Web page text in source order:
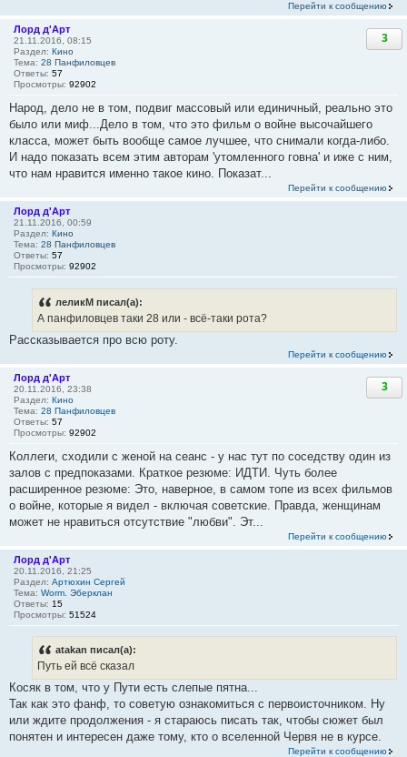
Перейти к сообщению
Лорд д'Арт
21.11.2016, 08:15
Раздел: Кино
Тема: 28 Панфиловцев
Ответы: 57
Просмотры: 92902
3
Народ, дело не в том, подвиг массовый или единичный, реально это
было или миф...Дело в том, что это фильм о войне высочайшего
класса, может быть вообще самое лучшее, что снимали когда-либо.
И надо показать всем этим авторам 'утомленного говна' и иже с ним,
что нам нравится именно такое кино. Показат...
Перейти к сообщению
Лорд д'Арт
21.11.2016, 00:59
Раздел: Кино
Тема: 28 Панфиловцев
Ответы: 57
Просмотры: 92902
леликМ писал(а):
А панфиловцев таки 28 или - всё-таки рота?
Рассказывается про всю роту.
Перейти к сообщению
Лорд д'Арт
20.11.2016, 23:38
Раздел: Кино
Тема: 28 Панфиловцев
Ответы: 57
Просмотры: 92902
3
Коллеги, сходили с женой на сеанс - у нас тут по соседству один из
залов с предпоказами. Краткое резюме: ИДТИ. Чуть более
расширенное резюме: Это, наверное, в самом топе из всех фильмов
о войне, которые я видел - включая советские. Правда, женщинам
может не нравиться отсутствие "любви". Эт...
Перейти к сообщению
Лорд д'Арт
20.11.2016, 21:25
Раздел: Артюхин Сергей
Тема: Worm. Эберклан
Ответы: 15
Просмотры: 51524
atakan писал(а):
Путь ей всё сказал
Косяк в том, что у Пути есть слепые пятна...
Так как это фанф, то советую ознакомиться с первоисточником. Ну
или ждите продолжения - я стараюсь писать так, чтобы сюжет был
понятен и интересен даже тому, кто о вселенной Червя не в курсе.
Перейти к сообщению